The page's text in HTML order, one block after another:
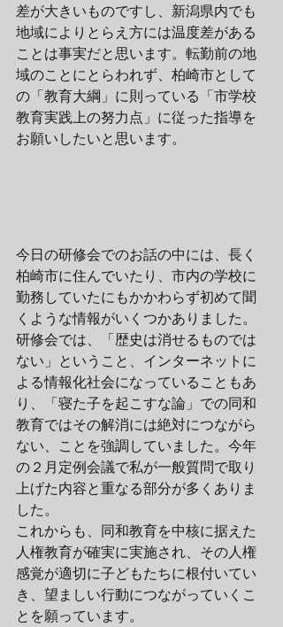
差が大きいものですし、新潟県内でも
地域によりとらえ方には温度差がある
ことは事実だと思います。転勤前の地
域のことにとらわれず、柏崎市として
の「教育大綱」に則っている「市学校
教育実践上の努力点」に従った指導を
お願いしたいと思います。
今日の研修会でのお話の中には、長く
柏崎市に住んでいたり、市内の学校に
勤務していたにもかかわらず初めて聞
くような情報がいくつかありました。
研修会では、「歴史は消せるものでは
ない」ということ、インターネットに
よる情報化社会になっていることもあ
り、「寝た子を起こすな論」での同和
教育ではその解消には絶対につながら
ない、ことを強調していました。今年
の２月定例会議で私が一般質問で取り
上げた内容と重なる部分が多くありま
した。
これからも、同和教育を中核に据えた
人権教育が確実に実施され、その人権
感覚が適切に子どもたちに根付いてい
き、望ましい行動につながっていくこ
とを願っています。